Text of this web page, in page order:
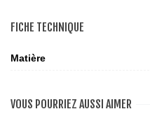
FICHE TECHNIQUE
Matière
VOUS POURRIEZ AUSSI AIMER